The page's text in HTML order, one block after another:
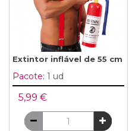
Extintor inflável de 55 cm
Pacote: 1 ud
5,99 €